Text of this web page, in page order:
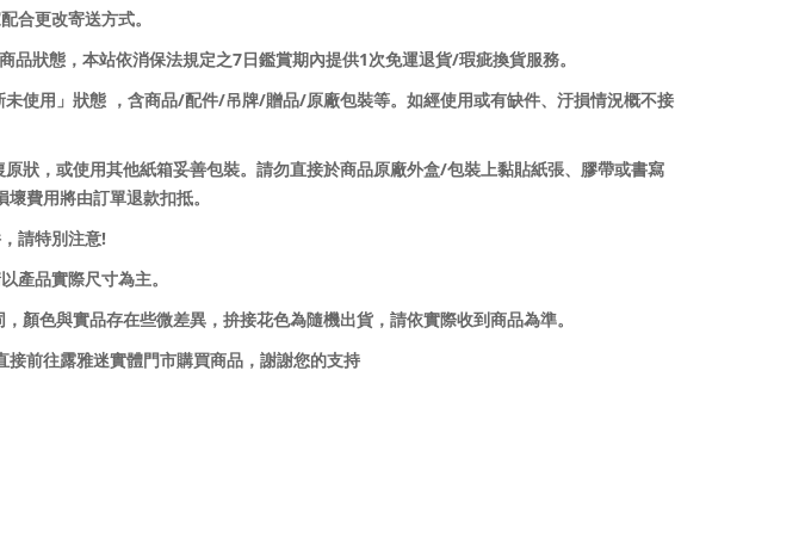
合更改寄送方式。
品狀態，本站依消保法規定之7 日鑑賞期內提供1次免運退貨/瑕疵換貨服務。
未使用」狀態 ，含商品/配件/吊牌/贈品/原廠包裝等。如經使用或有缺件、汙損情況概不接
狀，或使用其他紙箱妥善包裝。請勿直接於商品原廠外盒/包裝上黏貼紙張、膠帶或書寫
費用將由訂單退款扣抵。
請特別注意!
產品實際尺寸為主。
顏色與實品存在些微差異，拚接花色為隨機出貨，請依實際收到商品為準。
前往露雅迷實體門市購買商品，謝謝您的支持